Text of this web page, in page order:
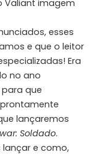
esses
e que o leitor
! Era
no ano
que
lançaremos
Soldado.
e como,